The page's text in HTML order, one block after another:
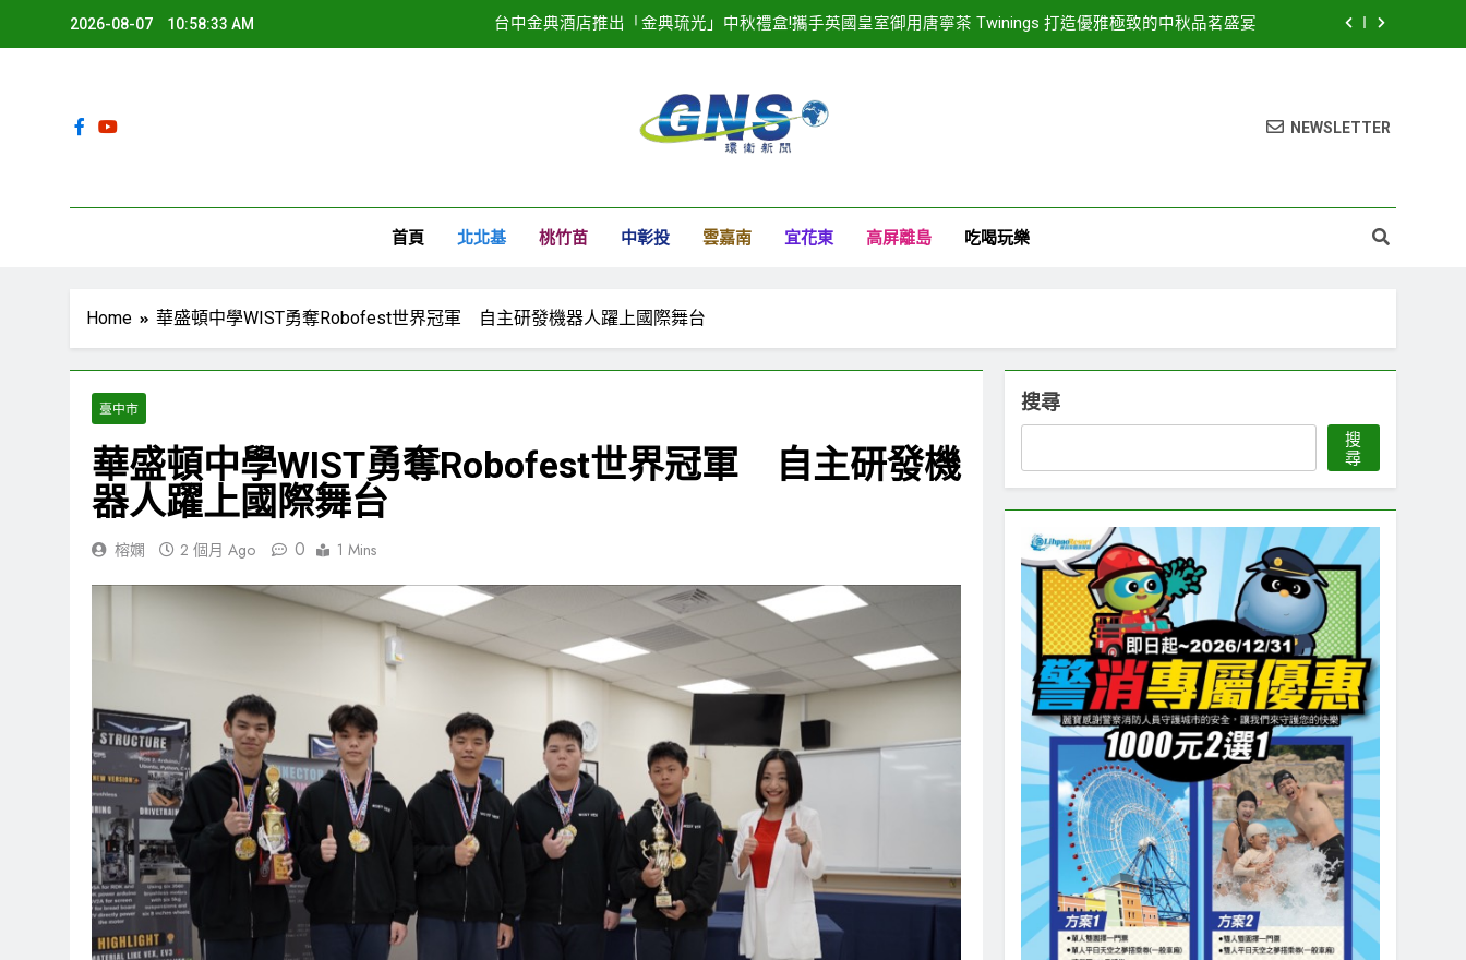
2026-08-07 10:58:34 AM 台中金典酒店推出「金典琉光」中秋禮盒!攜手英國皇室御用唐寧茶 Twinings 打造優雅極致的中秋品茗盛宴
2025濱海搖滾音樂祭記者會隆重登場！豪華卡司強勢公布 點燃台中海線夏日熱潮
2025濱海搖滾音樂祭記者會隆重登場！豪華卡司強勢公布 點燃台中海線夏日熱潮
NEWSLETTER
首頁 北北基 桃竹苗 中彰投 雲嘉南 宜花東 高屏離島 吃喝玩樂
Home 華盛頓中學WIST勇奪Robofest世界冠軍 自主研發機器人躍上國際舞台
臺中市
華盛頓中學WIST勇奪Robofest世界冠軍 自主研發機
器人躍上國際舞台
榕嫻 2 個月 Ago 0 1 Mins
搜尋
搜
尋